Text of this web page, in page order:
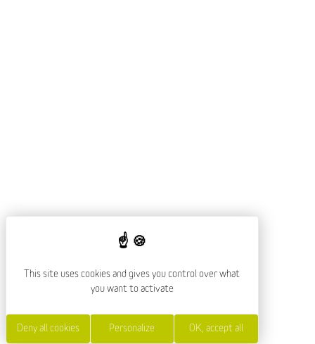
This site uses cookies and gives you control over what
you want to activate
OK, accept all
Deny all cookies Personalize